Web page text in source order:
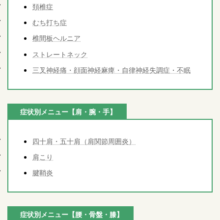
頚椎症
むち打ち症
椎間板ヘルニア
ストレートネック
三叉神経痛・顔面神経麻痺・自律神経失調症・不眠
症状別メニュー【肩・腕・手】
四十肩・五十肩（肩関節周囲炎）
肩こり
腱鞘炎
症状別メニュー【腰・骨盤・膝】